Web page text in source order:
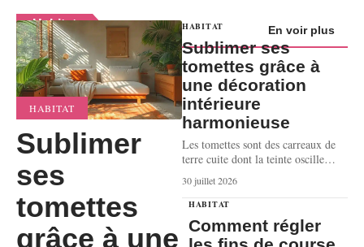
Habitat En voir plus
HABITAT
Sublimer
ses
tomettes
grâce à une
HABITAT
Sublimer ses
tomettes grâce à
une décoration
intérieure
harmonieuse
Les tomettes sont des carreaux de
terre cuite dont la teinte oscille…
30 juillet 2026
HABITAT
Comment régler